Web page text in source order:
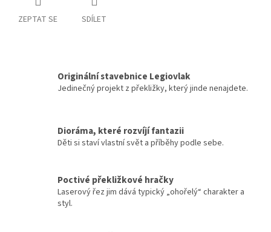
ZEPTAT SE SDÍLET
Originální stavebnice Legiovlak
Jedinečný projekt z překližky, který jinde nenajdete.
Dioráma, které rozvíjí fantazii
Děti si staví vlastní svět a příběhy podle sebe.
Poctivé překližkové hračky
Laserový řez jim dává typický „ohořelý“ charakter a
styl.